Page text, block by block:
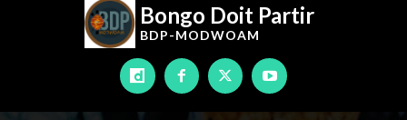
Bongo Doit Partir
BDP-MODWOAM